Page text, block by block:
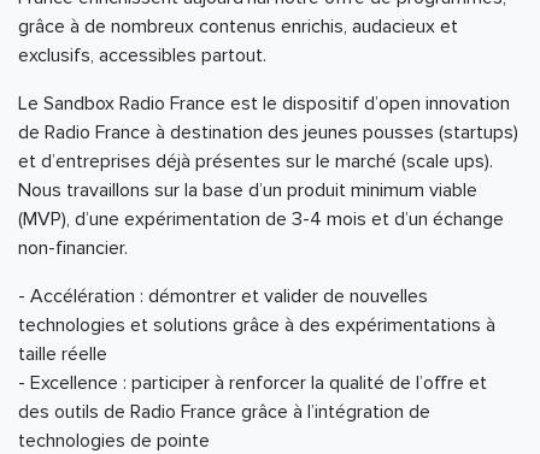
grâce à de nombreux contenus enrichis, audacieux et
exclusifs, accessibles partout.
Le Sandbox Radio France est le dispositif d’open innovation
de Radio France à destination des jeunes pousses (startups)
et d’entreprises déjà présentes sur le marché (scale ups).
Nous travaillons sur la base d’un produit minimum viable
(MVP), d’une expérimentation de 3-4 mois et d’un échange
non-financier.
- Accélération : démontrer et valider de nouvelles
technologies et solutions grâce à des expérimentations à
taille réelle
- Excellence : participer à renforcer la qualité de l’offre et
des outils de Radio France grâce à l’intégration de
technologies de pointe